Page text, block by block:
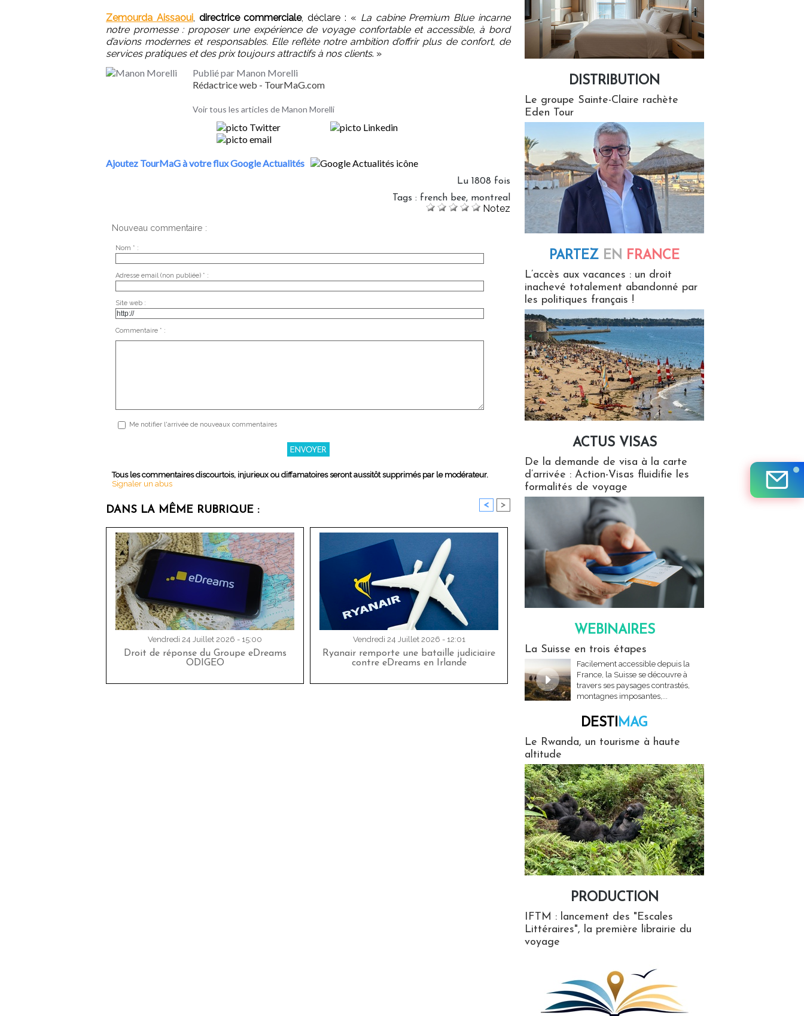
Zemourda Aissaoui, directrice commerciale, déclare : « La cabine Premium Blue incarne
notre promesse : proposer une expérience de voyage confortable et accessible, à bord
d’avions modernes et responsables. Elle reflète notre ambition d’offrir plus de confort, de
services pratiques et des prix toujours attractifs à nos clients. »
Publié par Manon Morelli
Rédactrice web - TourMaG.com
Voir tous les articles de Manon Morelli
Ajoutez TourMaG à votre flux Google Actualités
Lu 1808 fois
Tags : french bee, montreal
Notez
Nouveau commentaire :
Nom * :
Adresse email (non publiée) * :
Site web :
Commentaire * :
Me notifier l'arrivée de nouveaux commentaires
Tous les commentaires discourtois, injurieux ou diffamatoires seront aussitôt supprimés par le modérateur.
Signaler un abus
DANS LA MÊME RUBRIQUE : < >
Vendredi 24 Juillet 2026 - 15:00
Droit de réponse du Groupe eDreams
ODIGEO
Vendredi 24 Juillet 2026 - 12:01
Ryanair remporte une bataille judiciaire
contre eDreams en Irlande
DISTRIBUTION
Le groupe Sainte-Claire rachète
Eden Tour
PARTEZ EN FRANCE
L’accès aux vacances : un droit
inachevé totalement abandonné par
les politiques français !
ACTUS VISAS
De la demande de visa à la carte
d’arrivée : Action-Visas fluidifie les
formalités de voyage
WEBINAIRES
La Suisse en trois étapes
Facilement accessible depuis la
France, la Suisse se découvre à
travers ses paysages contrastés,
montagnes imposantes,...
DESTIMAG
Le Rwanda, un tourisme à haute
altitude
PRODUCTION
IFTM : lancement des "Escales
Littéraires", la première librairie du
voyage